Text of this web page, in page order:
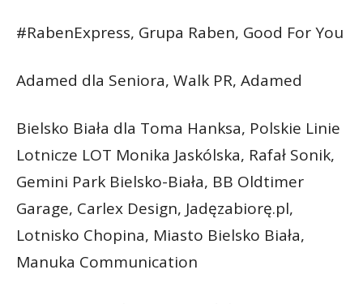
#RabenExpress, Grupa Raben, Good For You
Adamed dla Seniora, Walk PR, Adamed
Bielsko Biała dla Toma Hanksa, Polskie Linie
Lotnicze LOT Monika Jaskólska, Rafał Sonik,
Gemini Park Bielsko-Biała, BB Oldtimer
Garage, Carlex Design, Jadęzabiorę.pl,
Lotnisko Chopina, Miasto Bielsko Biała,
Manuka Communication